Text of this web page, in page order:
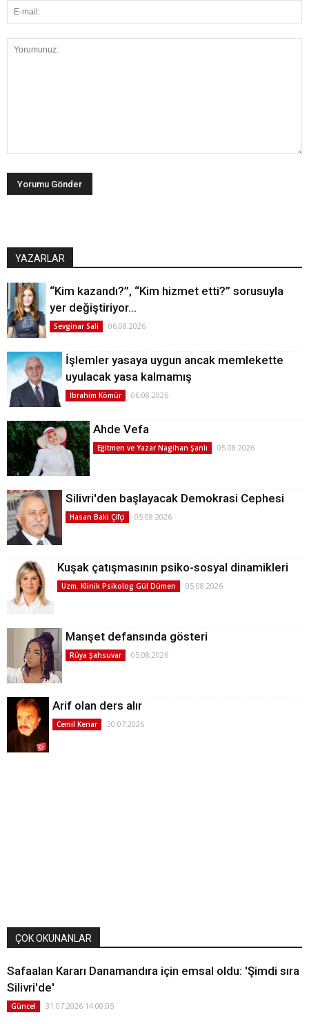
YAZARLAR
“Kim kazandı?”, “Kim hizmet etti?” sorusuyla
yer değiştiriyor…
Sevginar Sali 06.08.2026
İşlemler yasaya uygun ancak memlekette
uyulacak yasa kalmamış
İbrahim Kömür 06.08.2026
Ahde Vefa
Eğitmen ve Yazar Nagihan Şanlı 05.08.2026
Silivri'den başlayacak Demokrasi Cephesi
Hasan Baki Çifçi 05.08.2026
Kuşak çatışmasının psiko-sosyal dinamikleri
Uzm. Klinik Psikolog Gül Dümen 05.08.2026
Manşet defansında gösteri
Rüya Şahsuvar 05.08.2026
Arif olan ders alır
Cemil Kenar 30.07.2026
ÇOK OKUNANLAR
Safaalan Kararı Danamandıra için emsal oldu: 'Şimdi sıra
Silivri'de'
Güncel 31.07.2026 14:00:05